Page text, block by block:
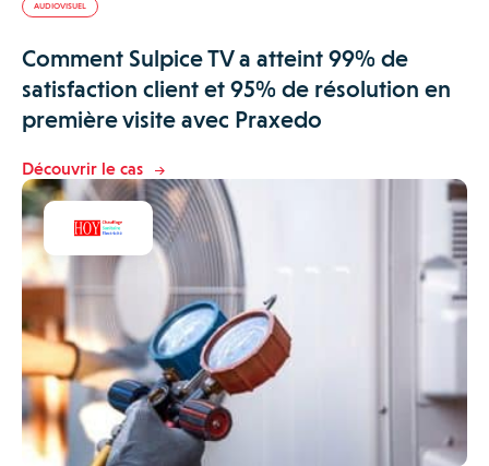
AUDIOVISUEL
Comment Sulpice TV a atteint 99% de
satisfaction client et 95% de résolution en
première visite avec Praxedo
Découvrir le cas